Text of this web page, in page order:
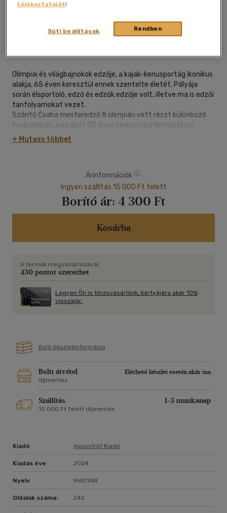
Kívánságlistához adom
Olimpiai és világbajnokok edzője, a kajak-kenusportág ikonikus
alakja, 65 éven keresztül ennek szentelte életét. Pályája
során élsportoló, edző és edzők edzője volt, illetve ma is edzői
tanfolyamokat vezet.
Szántó Csaba mesteredző 8 olimpián vett részt különböző
funkciókban, s ezalatt 30 éven keresztül a Nemzetközi
Kajak-Kenu Szövetség technikai igazgatója volt, amely során
meghonosította, fejlesztette, szervezte sportágát és annak
élményt szerezve. Ezeket az eseményeket foglalja össze
könyvében a saját életének és az akkori körülmények
+ Mutass többet
Árinformációk
Ingyen szállítás 15 000 Ft felett
Borító ár: 4 300 Ft
Kosárba
A termék megvásárlásával
430 pontot szerezhet
Legyen Ön is törzsvásárlónk, kártyájára akár 10%
visszajár.
Bolti készletinformáció
Bolti átvétel
Elérhető készlet esetén akár ma
díjmentes
Szállítás 1-3 munkanap
15 000 Ft felett díjmentes
Kiadó Aposztróf Kiadó
Kiadás éve 2024
Nyelv MAGYAR
Oldalak száma: 242
tájékoztatóját!
Rendben
Süti beállítások